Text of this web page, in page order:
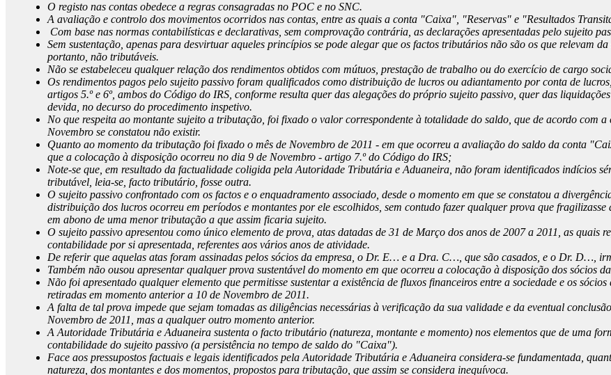
O registo nas contas obedece a regras consagradas no POC e no SNC.
A avaliação e controlo dos movimentos ocorridos nas contas, entre as quais a conta "Caixa", "Reservas" e "Resultados
Com base nas normas contabilísticas e declarativas, sem comprovação contrária, as declarações apresentadas pelo sujeito
Sem sustentação, apenas para desvirtuar aqueles princípios se pode alegar que os factos tributários não são os que relevam
portanto, não tributáveis.
Não se estabeleceu qualquer relação dos rendimentos obtidos com mútuos, prestação de trabalho ou do exercício de cargo
Os rendimentos pagos pelo sujeito passivo foram qualificados como distribuição de lucros ou adiantamento por conta de
artigos 5.º e 6º, ambos do Código do IRS, conforme resulta quer das alegações do próprio sujeito passivo, quer das
devida, no decurso do procedimento inspetivo.
No que respeita ao montante sujeito a tributação, foi fixado o valor correspondente à totalidade do saldo, que de acordo
Novembro se constatou não existir.
Quanto ao momento da tributação foi fixado o mês de Novembro de 2011 - em que ocorreu a avaliação do saldo da conta
que a colocação à disposição ocorreu no dia 9 de Novembro - artigo 7.º do Código do IRS;
Note-se que, em resultado da factualidade coligida pela Autoridade Tributária e Aduaneira, não foram identificados indícios
tributável, leia-se, facto tributário, fosse outra.
O sujeito passivo confrontado com os factos e o enquadramento associado, desde o momento em que se constatou a
distribuição dos lucros ocorreu em períodos e montantes por ele escolhidos, sem contudo fazer qualquer prova que
em abono de uma menor tributação a que assim ficaria sujeito.
O sujeito passivo apresentou como único elemento de prova, atas datadas de 31 de Março dos anos de 2007 a 2011, as quais
contabilidade por si apresentada, referentes aos vários anos de atividade.
De referir que aquelas atas foram assinadas pelos sócios da empresa, o Dr. E… e a Dra. C…, que são casados, e o Dr. D…,
Também não ousou apresentar qualquer prova sustentável do momento em que ocorreu a colocação à disposição dos sócios
Não foi apresentado qualquer elemento que permitisse sustentar a existência de fluxos financeiros entre a sociedade e os
retiradas em momento anterior a 10 de Novembro de 2011.
A falta de tal prova impede que sejam tomadas as diligências necessárias à verificação da sua validade e da eventual
Novembro de 2011, mas a qualquer outro momento anterior.
A Autoridade Tributária e Aduaneira sustenta o facto tributário (natureza, montante e momento) nos elementos que de uma
contabilidade do sujeito passivo (a persistência no tempo de saldo do "Caixa").
Face aos pressupostos factuais e legais identificados pela Autoridade Tributária e Aduaneira considera-se fundamentada,
natureza, dos montantes e dos momentos, propostos para tributação, que assim se considera inequívoca.